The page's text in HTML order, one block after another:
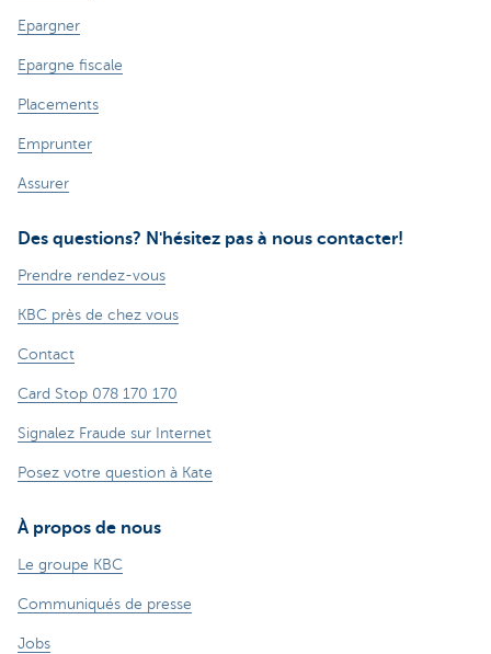
Epargner
Epargne fiscale
Placements
Emprunter
Assurer
Des questions? N'hésitez pas à nous contacter!
Prendre rendez-vous
KBC près de chez vous
Contact
Card Stop 078 170 170
Signalez Fraude sur Internet
Posez votre question à Kate
À propos de nous
Le groupe KBC
Communiqués de presse
Jobs